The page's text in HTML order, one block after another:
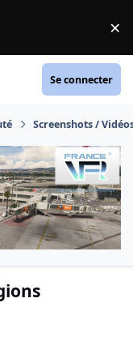
×
Se connecter
Screenshots /